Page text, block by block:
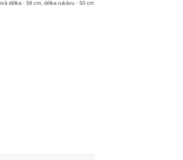
délka - 58 cm, délka rukávu - 50 cm